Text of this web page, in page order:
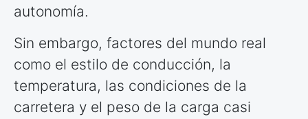
autonomía.
Sin embargo, factores del mundo real
como el estilo de conducción, la
temperatura, las condiciones de la
carretera y el peso de la carga casi